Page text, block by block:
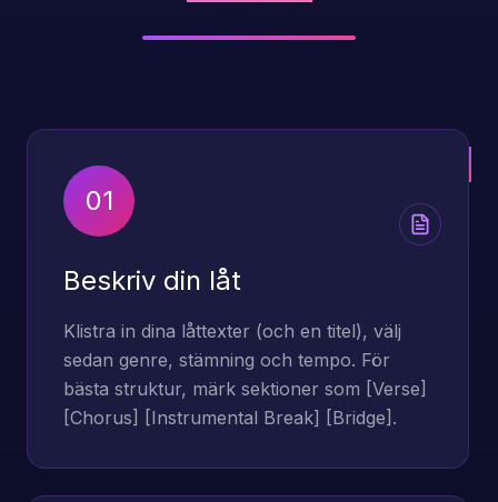
01
Beskriv din låt
Klistra in dina låttexter (och en titel), välj
sedan genre, stämning och tempo. För
bästa struktur, märk sektioner som [Verse]
[Chorus] [Instrumental Break] [Bridge].